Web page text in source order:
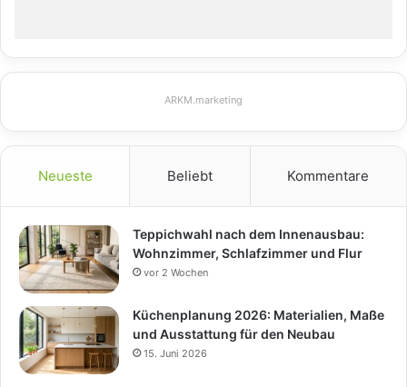
ARKM.marketing
Neueste Beliebt Kommentare
Teppichwahl nach dem Innenausbau:
Wohnzimmer, Schlafzimmer und Flur
vor 2 Wochen
Küchenplanung 2026: Materialien, Maße
und Ausstattung für den Neubau
15. Juni 2026